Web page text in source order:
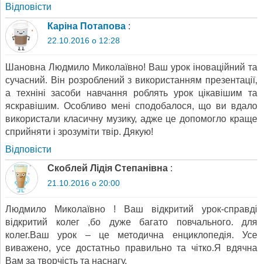
Відповіcти
Каріна Потапова :
22.10.2016 о 12:28
Шановна Людмило Миколаївно! Ваш урок іноваційний та
сучасний. Він розроблений з використанням презентації,
а техніні засоби навчання роблять урок цікавішим та
яскравішим. Особливо мені сподобалося, що ви вдало
використали класичну музику, адже це допомогло краще
сприйняти і зрозуміти твір. Дякую!
Відповіcти
Скоблей Лідія Степанівна :
21.10.2016 о 20:00
Людмило Миколаївно ! Ваш відкритий урок-справді
відкритий колег ,бо дуже багато повчального. для
колег.Ваш урок – це методична енциклопедія. Усе
виважено, усе достатньо правильно та чітко.Я вдячна
Вам за творчість та наснагу.